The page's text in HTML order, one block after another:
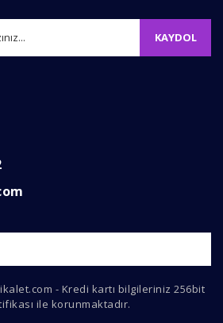
KAYDOL
- Kredi kartı bilgileriniz 256bit
ile korunmaktadır.